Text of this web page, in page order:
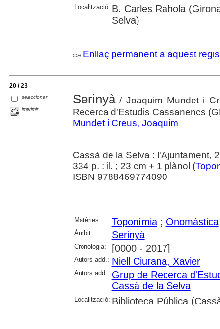
Localització: B. Carles Rahola
Selva)
Enllaç permanent a aquest
20 / 23
seleccionar
imprimir
Serinyà/ Joaquim Mundet i
Recerca d'Estudis Cassanencs
Mundet i Creus, Joaquim
Cassà de la Selva : l'Ajuntament,
334 p. : il. ; 23 cm + 1 plànol (
ISBN 9788469774090
Matèries: Toponímia; Onomàstica
Àmbit: Serinyà
Cronologia: [0000 - 2017]
Autors add.: Niell Ciurana, Xavier
Autors add.: Grup de Recerca
Cassà de la Selva
Localització: Biblioteca Pública